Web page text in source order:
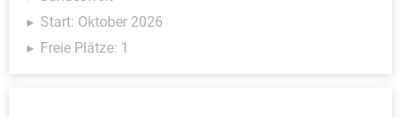
Start: Oktober 2026
Freie Plätze: 1